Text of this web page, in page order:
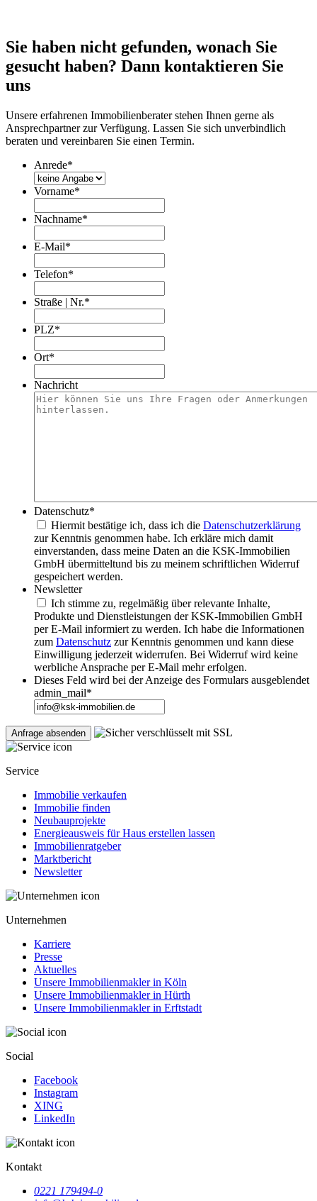
Sie haben nicht gefunden, wonach Sie
gesucht haben? Dann kontaktieren Sie
uns
Unsere erfahrenen Immobilienberater stehen Ihnen gerne als
Ansprechpartner zur Verfügung. Lassen Sie sich unverbindlich
beraten und vereinbaren Sie einen Termin.
Anrede*
Vorname*
Nachname*
E-Mail*
Telefon*
Straße | Nr.*
PLZ*
Ort*
Nachricht
Datenschutz*
Hiermit bestätige ich, dass ich die Datenschutzerklärung
zur Kenntnis genommen habe. Ich erkläre mich damit
einverstanden, dass meine Daten an die KSK-Immobilien
GmbH übermitteltund bis zu meinem schriftlichen Widerruf
gespeichert werden.
Newsletter
Ich stimme zu, regelmäßig über relevante Inhalte,
Produkte und Dienstleistungen der KSK-Immobilien GmbH
per E-Mail informiert zu werden. Ich habe die Informationen
zum Datenschutz zur Kenntnis genommen und kann diese
Einwilligung jederzeit widerrufen. Bei Widerruf wird keine
werbliche Ansprache per E-Mail mehr erfolgen.
Dieses Feld wird bei der Anzeige des Formulars ausgeblendet
admin_mail*
Service
Immobilie verkaufen
Immobilie finden
Neubauprojekte
Energieausweis für Haus erstellen lassen
Immobilienratgeber
Marktbericht
Newsletter
Unternehmen
Karriere
Presse
Aktuelles
Unsere Immobilienmakler in Köln
Unsere Immobilienmakler in Hürth
Unsere Immobilienmakler in Erftstadt
Social
Facebook
Instagram
XING
LinkedIn
Kontakt
0221 179494-0